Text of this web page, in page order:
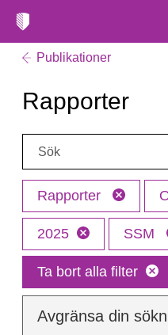
Publikationer
Rapporter
Sök:
Rapporter
2025 SSM
Ta bort alla filter
Avgränsa din